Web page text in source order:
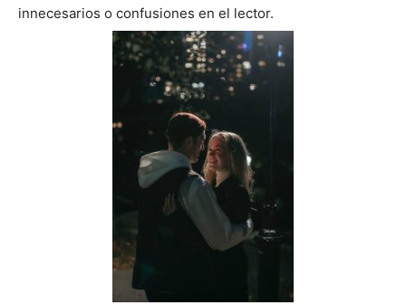
innecesarios o confusiones en el lector.